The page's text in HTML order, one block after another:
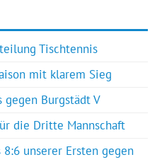
Tischtennis
mit klarem Sieg
gegen Burgstädt V
die Dritte Mannschaft
unserer Ersten gegen